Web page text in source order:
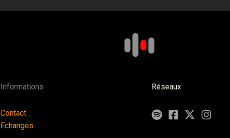
Informations
Contact
Echanges
Réseaux